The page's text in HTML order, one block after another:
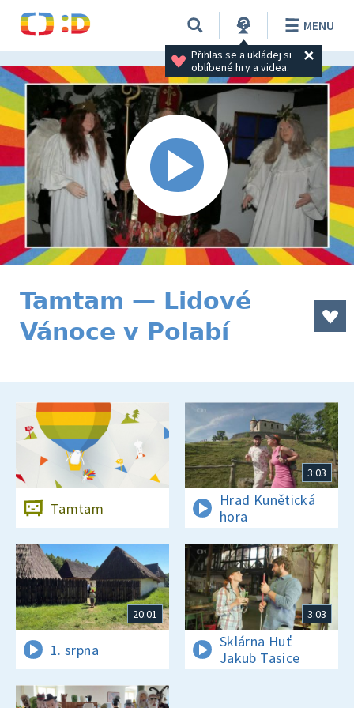
Přihlas se a ukládej si
oblíbené hry a videa.
MENU
Tamtam — Lidové
Vánoce v Polabí
Tamtam
3:03
Hrad Kunětická
hora
20:01
1. srpna
3:03
Sklárna Huť
Jakub Tasice